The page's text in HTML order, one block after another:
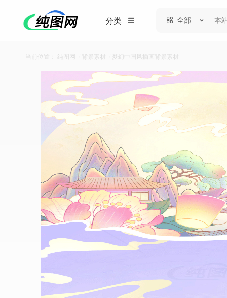
分类 全部
当前位置： 纯图网 背景素材 梦幻中国风插画背景素材